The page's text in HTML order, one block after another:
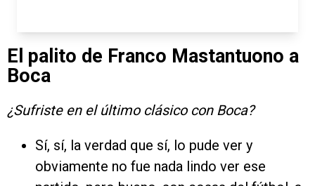
El palito de Franco Mastantuono a
Boca
¿Sufriste en el último clásico con Boca?
Sí, sí, la verdad que sí, lo pude ver y
obviamente no fue nada lindo ver ese